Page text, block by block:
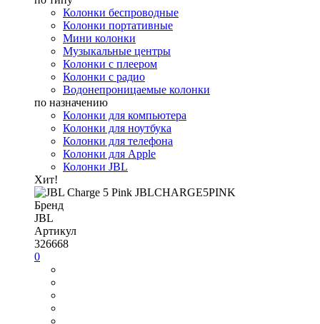
Колонки беспроводные
Колонки портативные
Мини колонки
Музыкальные центры
Колонки с плеером
Колонки с радио
Водонепроницаемые колонки
по назначению
Колонки для компьютера
Колонки для ноутбука
Колонки для телефона
Колонки для Apple
Колонки JBL
Хит!
Бренд
JBL
Артикул
326668
0